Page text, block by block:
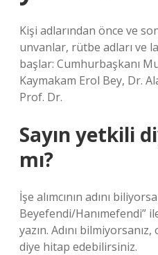
Kişi adlarından önce ve
unvanlar, rütbe adları ve
başlar: Cumhurbaşkanı
Kaymakam Erol Bey, Dr.
Prof. Dr.
Sayın yetkili
mı?
İşe alımcının adını
Beyefendi/Hanımefendi”
yazın. Adını
diye hitap edebilirsiniz.